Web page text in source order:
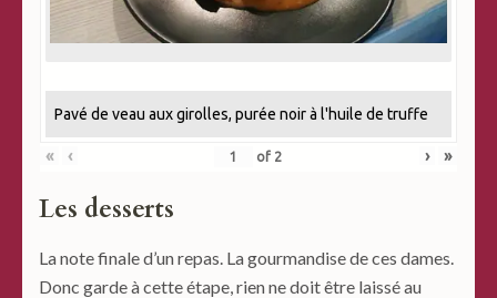
Pavé de veau aux girolles, purée noir à l'huile de truffe
« ‹ of 2 › »
Les desserts
La note finale d’un repas. La gourmandise de ces dames.
Donc garde à cette étape, rien ne doit être laissé au